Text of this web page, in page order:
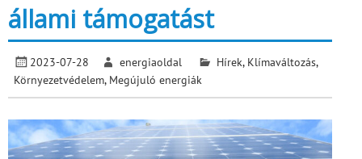
állami támogatást
2023-07-28 energiaoldal Hírek, Klímaváltozás,
Környezetvédelem, Megújuló energiák